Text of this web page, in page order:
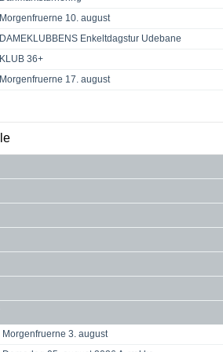
Morgenfruerne 10. august
DAMEKLUBBENS Enkeltdagstur Udebane
KLUB 36+
Morgenfruerne 17. august
Morgenfruerne 3. august